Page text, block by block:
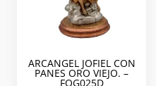
ARCANGEL JOFIEL CON
PANES ORO VIEJO. –
FOG025D